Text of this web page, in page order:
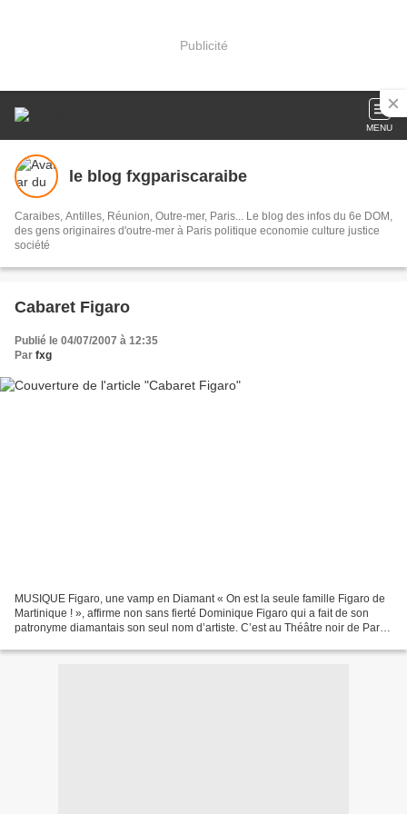
Publicité
MENU
le blog fxgpariscaraibe
Caraibes, Antilles, Réunion, Outre-mer, Paris... Le blog des infos du 6e DOM,
des gens originaires d'outre-mer à Paris politique economie culture justice
société
Cabaret Figaro
Publié le 04/07/2007 à 12:35
Par fxg
MUSIQUE Figaro, une vamp en Diamant « On est la seule famille Figaro de
Martinique ! », affirme non sans fierté Dominique Figaro qui a fait de son
patronyme diamantais son seul nom d’artiste. C’est au Théâtre noir de Paris